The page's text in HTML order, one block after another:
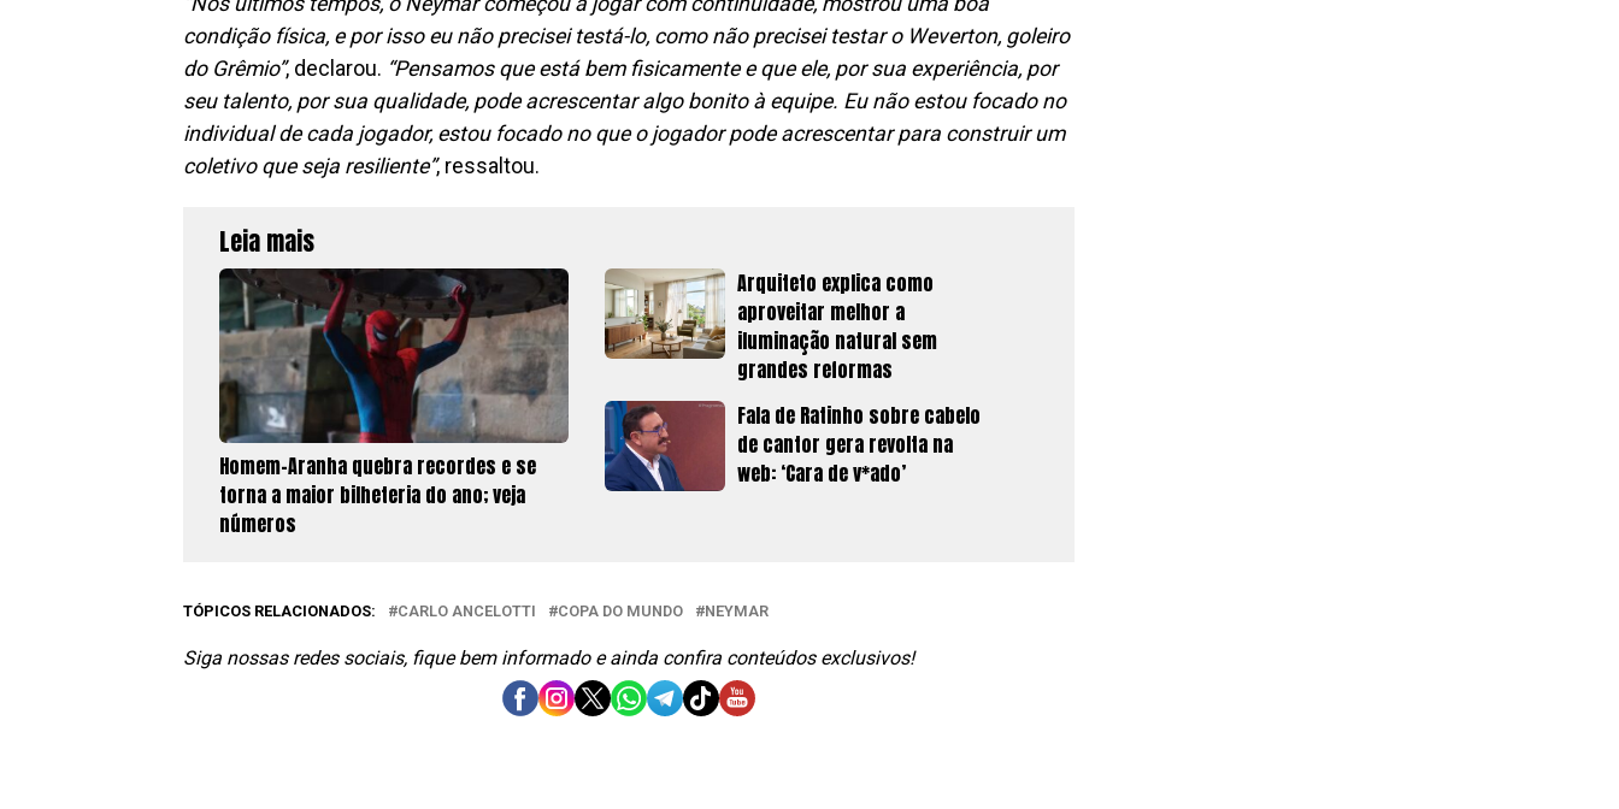
condição física, e por isso eu não precisei testá-lo, como não precisei testar o Weverton, goleiro
do Grêmio”, declarou. “Pensamos que está bem fisicamente e que ele, por sua experiência, por
seu talento, por sua qualidade, pode acrescentar algo bonito à equipe. Eu não estou focado no
individual de cada jogador, estou focado no que o jogador pode acrescentar para construir um
coletivo que seja resiliente”, ressaltou.
Leia mais
Homem-Aranha quebra recordes e se
torna a maior bilheteria do ano; veja
números
Arquiteto explica como
aproveitar melhor a
iluminação natural sem
grandes reformas
Fala de Ratinho sobre cabelo
de cantor gera revolta na
web: ‘Cara de v*ado’
TÓPICOS RELACIONADOS: CARLO ANCELOTTI COPA DO MUNDO NEYMAR
Siga nossas redes sociais, fique bem informado e ainda confira conteúdos exclusivos!